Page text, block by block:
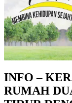
INFO –
RUMAH